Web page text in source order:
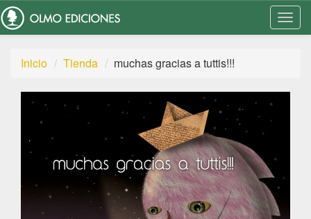
Inicio
Tienda muchas gracias a tuttis!!!